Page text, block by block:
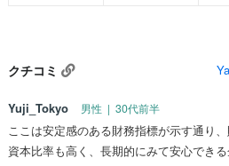
クチコミ
Yuji_Tokyo 男性 | 30代前半
ここは安定感のある財務指標が示す通り
資本比率も高く、長期的にみて安心できる